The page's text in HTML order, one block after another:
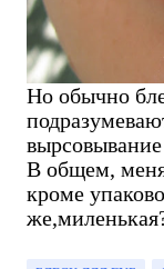
Но обычно
В общем,
кроме